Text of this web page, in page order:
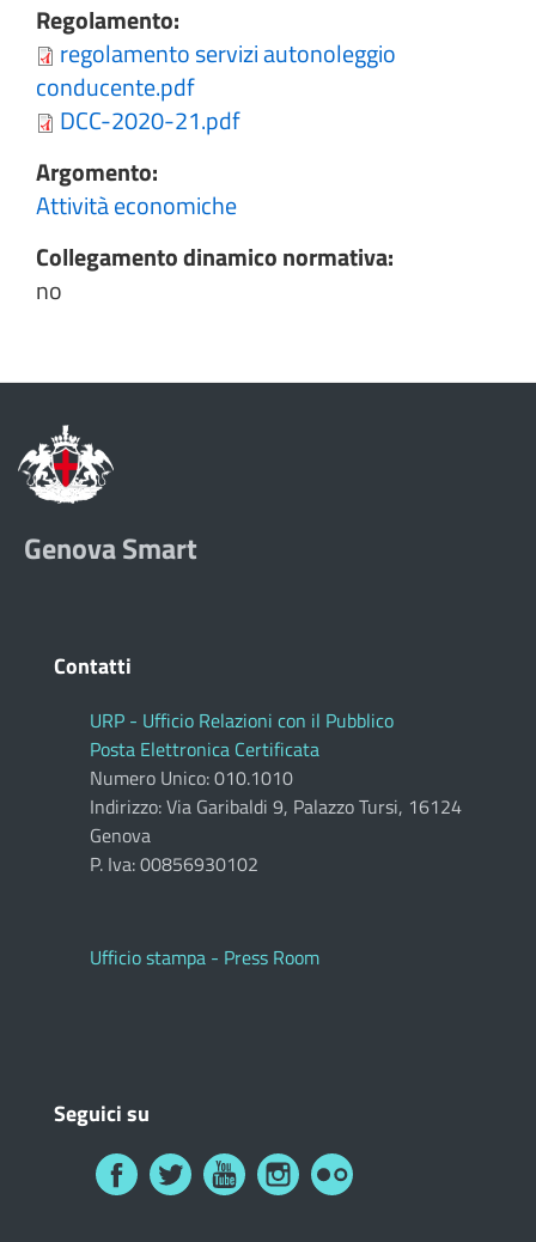
Regolamento:
regolamento servizi autonoleggio
conducente.pdf
DCC-2020-21.pdf
Argomento:
Attività economiche
Collegamento dinamico normativa:
no
Genova Smart
Contatti
URP - Ufficio Relazioni con il Pubblico
Posta Elettronica Certificata
Numero Unico: 010.1010
Indirizzo: Via Garibaldi 9, Palazzo Tursi, 16124
Genova
P. Iva: 00856930102
Ufficio stampa - Press Room
Seguici su